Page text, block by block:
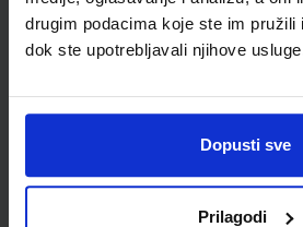
drugim podacima koje ste im pružili
dok ste upotrebljavali njihove
Dopusti sve
Prilagodi
Nakladnik:ŠKOLSKA KNJIGA d.d.
SKU:567214 CIJENA:
ŠIFRA OMOTA:500162
Omot
E-SVIJET 4; radna bilježnica